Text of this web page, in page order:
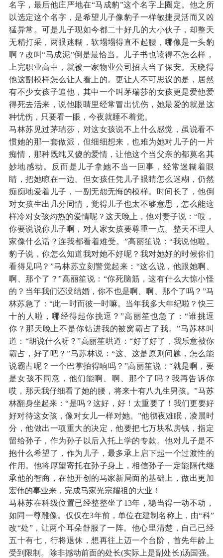
名字，最后他庄严地在“马成豹”这个名字上圈定。他之所
以选定这个名字，是希望儿子像豹子一样敏捷灵活而又凶
猛异常。可是儿子现如今都二十好几的大小伙子，却整天
无精打采，两眼迷糊，软塌塌得直不起腰，哪像是一头豹
啊？改叫“马成泥”倒是最恰当。儿子书也读得不怎么样，
上完职业高中，就被一家物业公司招去当了保安。天晓得
他这副模样怎么让人看上的。更让人不可思议的是，居然
有不少女孩子追他，其中一个叫茅瑞莎的女孩更是爱他爱
得死去活来，说他眼睛里经常冒出忧伤，她最爱的就是这
种忧伤，只要看一眼，今夜就睡不着觉。
马林苏见过茅瑞莎，对这女孩说不上什么感觉，虽说看不
惯她的那一套做派，但细细想来，也难为她对儿子的一片
痴情，那种既纯又傻的爱情，让他这个当父亲的都莫名其
妙地感动。反而是儿子拿她不当一回事，经常迷糊着眼
睛，把她晾在一边。但女孩任凭儿子眼睛怎么迷糊，仍然
痴痴地爱着儿子，一副无怨无悔的模样。时间长了，他倒
对女孩生出几分同情，觉得儿子也太不够意思，怎么能这
样冷对女孩灼热的爱情呢？这天晚上，他对妻子说：“哎，
你要说说你儿子啊，对人家女孩要尊重一点。整天不理人
家像什么话？连我都看着难受。”高丽笙说：“我说他啦。
豹子说，你怎么知道我对她不好呢？我对她好的时候你们
看得见吗？”马林苏立刻警觉起来：“这么说，他跟她啊、
啊、那个了？”高丽笙说：“你死脑筋，这有什么大惊小怪
的？当年我们还没结婚，你不也是啊、啊、那个了吗？”马
林苏急了：“此一时而彼一时嘛。当年我多大年纪啦？快三
十的人啦，哪经得起你挑逗？”高丽笙也急了：“谁挑逗
你？那天晚上不是你钻进我的被窝霸占了我。”马苏林叫
道：“胡说什么呀？”高丽笙哄道：“好了好了，我乐意被你
霸占，好了吧？”马苏林说：“这、这是原则问题，怎么能
说霸占呢？一个巴掌拍得响吗？”高丽笙说：“就是啊，要
是女孩不同意，他们能啊、啊、那个了吗？我再告诉你
哎，那天我仔细看了她的腰，将来十有八九生男孩。”马苏
林翻身坐起来：“是吗？这好，好！太重要了！我们更要好
好对待这女孩，像对女儿一样对她。”他彻夜难眠，凌晨时
分，他做出一项重大的决定，他要把七万块私房钱，指定
留给孙子，作为孙子以后入托上学的专款。他对儿子是不
抱什么希望了，作为儿子，最多承上启下起一个过渡性的
作用。他将厚望寄托在孙子身上，相信孙子一定能隔代继
承他的智商，在他开创的马家新局面的基础上，做出更加
宏伟的事业来，完成马家光宗耀祖的大业！
马林苏在科级位置已经整整坐了13年，稳当得一动不动，
如同一尊雕像。仅仅在3年前，单位在建制名称上，由“科”
改“处”，让两个耳朵舒服了一阵。他心里清楚，自己已经
五十有七，行将退休，想再往上迈一个台阶，首先年龄上
受到限制。除非撼动前面的处长(实际上是副处长)汤国强。